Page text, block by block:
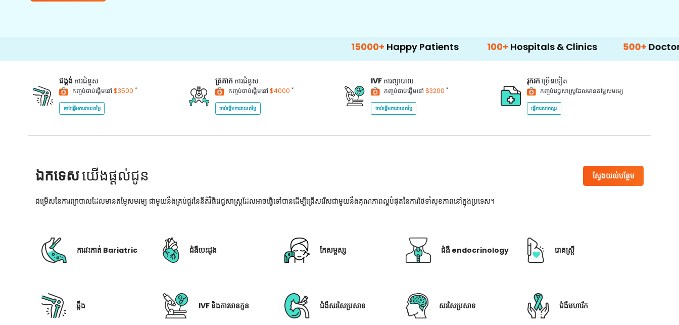
Happy Patients 100+Hospitals & Clinics 500+Doctors &
ជង្គង់ ការជំនួស
កញ្ចប់ចាប់ផ្តើមនៅ $3500 *
ចាប់ផ្តើមការវាយតម្លៃ
ត្រគាក ការជំនួស
កញ្ចប់ចាប់ផ្តើមនៅ $4000 *
ចាប់ផ្តើមការវាយតម្លៃ
IVF ការព្យាបាល
កញ្ចប់ចាប់ផ្តើមនៅ $3200 *
ចាប់ផ្តើមការវាយតម្លៃ
រុករក ច្រើនទៀត
កញ្ចប់វេជ្ជសាស្ត្រដែលមានតម្លៃសមរម្យ
ផ្ញើការសាកសួរ
ឯកទេសយើងផ្តល់ជូន ស្វែងយល់បន្ថែម
ជម្រើសនៃការព្យាបាលដែលមានតម្លៃសមរម្យ ជាមួយនឹងគ្រប់ជួរនៃនីតិវិធីវេជ្ជសាស្រ្តដែលអាចធ្វើទៅបានដើម្បីជ្រើសរើសជាមួយនឹងគុណភាពល្អបំផុតនៃការថែទាំសុខភាពនៅក្នុងប្រទេស។
ការវះកាត់ Bariatric ជំងឺបេះដូង កែសម្ផស្ស ជំងឺ endocrinology រោគស្ត្រី
ឆ្អឹង IVF និងការមានកូន ជំងឺសរសៃប្រសាទ សរសៃប្រសាទ ជំងឺមហារីក